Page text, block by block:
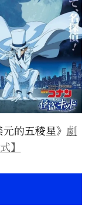
的五稜星》 劇
】